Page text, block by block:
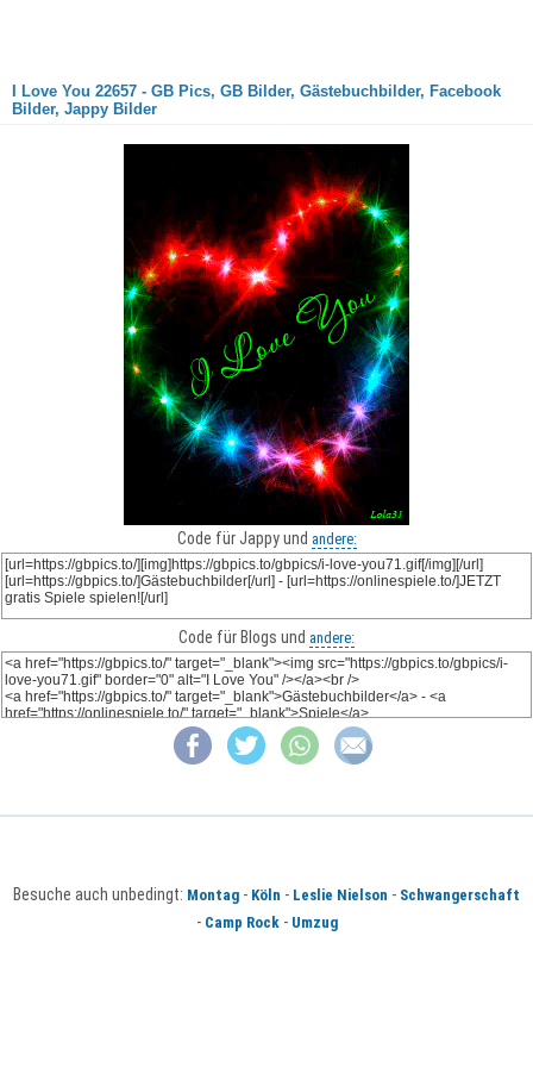
I Love You 22657 - GB Pics, GB Bilder, Gästebuchbilder, Facebook
Bilder, Jappy Bilder
Code für Jappy und andere:
Code für Blogs und andere:
Besuche auch unbedingt: Montag - Köln - Leslie Nielson - Schwangerschaft
- Camp Rock- Umzug